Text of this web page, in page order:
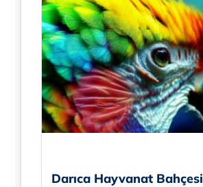
Darıca Hayvanat Bahçesi